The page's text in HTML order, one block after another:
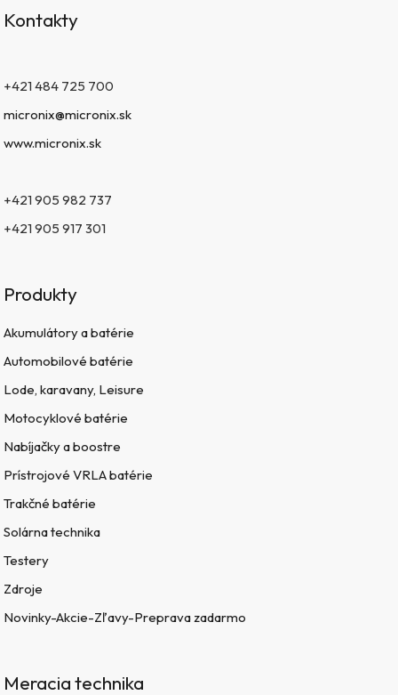
Kontakty
+421 484 725 700
micronix@micronix.sk
www.micronix.sk
+421 905 982 737
+421 905 917 301
Produkty
Akumulátory a batérie
Automobilové batérie
Lode, karavany, Leisure
Motocyklové batérie
Nabíjačky a boostre
Prístrojové VRLA batérie
Trakčné batérie
Solárna technika
Testery
Zdroje
Novinky-Akcie-Zľavy-Preprava zadarmo
Meracia technika